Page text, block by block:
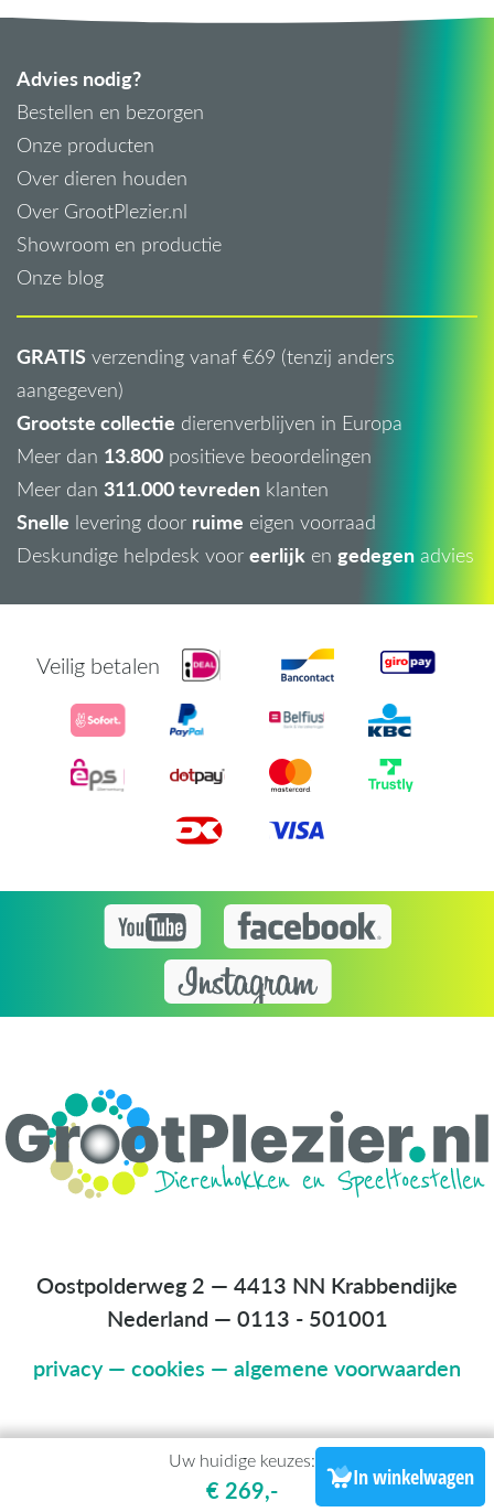
Uw huidige keuzes:
€ 269,- In winkelwagen
Advies nodig?
Bestellen en bezorgen
Onze producten
Over dieren houden
Over GrootPlezier.nl
Showroom en productie
Onze blog
GRATIS verzending vanaf €69 (tenzij anders
aangegeven)
Grootste collectie dierenverblijven in Europa
Meer dan 13.800 positieve beoordelingen
Meer dan 311.000 tevreden klanten
Snelle levering door ruime eigen voorraad
Deskundige helpdesk voor eerlijk en gedegen advies
Veilig betalen
Oostpolderweg 2 — 4413 NN Krabbendijke
Nederland — 0113 - 501001
privacy— cookies — algemene voorwaarden